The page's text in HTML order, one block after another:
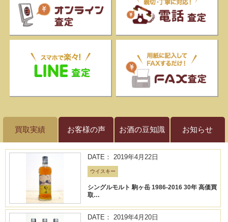
買取実績 お客様の声 お酒の豆知識 お知らせ
DATE： 2019年4月22日
ウイスキー
シングルモルト 駒ヶ岳 1986-2016 30年 高価買
取…
DATE： 2019年4月20日